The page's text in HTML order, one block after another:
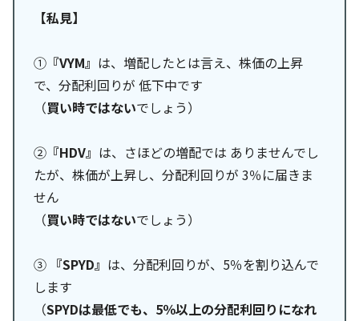
【私見】
① 『VYM』 は、増配したとは言え、株価の上昇
で、分配利回りが 低下中です
（買い時ではないでしょう）
② 『HDV』 は、さほどの増配では ありませんでし
たが、株価が上昇し、分配利回りが 3％に届きま
せん
（買い時ではないでしょう）
③ 『SPYD』 は、分配利回りが、5％を割り込んで
します
（SPYDは最低でも、5％以上の分配利回りになれ